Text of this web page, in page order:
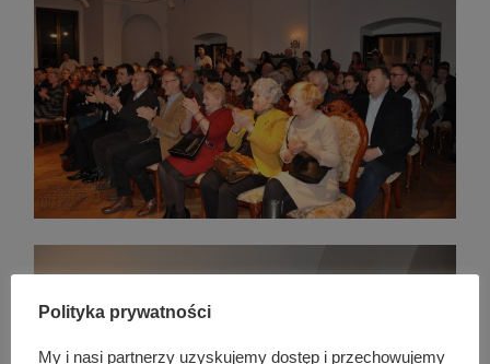
Polityka prywatności
My i nasi partnerzy uzyskujemy dostęp i przechowujemy